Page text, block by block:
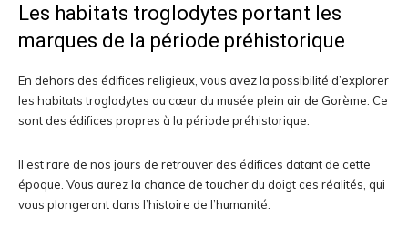
Les habitats troglodytes portant les
marques de la période préhistorique
En dehors des édifices religieux, vous avez la possibilité d’explorer
les habitats troglodytes au cœur du musée plein air de Gorème. Ce
sont des édifices propres à la période préhistorique.
Il est rare de nos jours de retrouver des édifices datant de cette
époque. Vous aurez la chance de toucher du doigt ces réalités, qui
vous plongeront dans l’histoire de l’humanité.